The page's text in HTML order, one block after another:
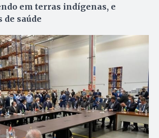
em terras indígenas, e
saúde